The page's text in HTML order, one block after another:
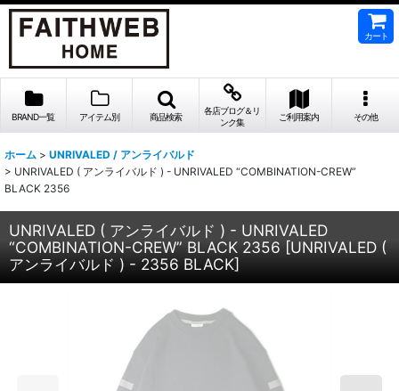
カート
BRAND一覧 アイテム別 商品検索
各店ブログ＆リ
ンク集
ご利用案内 その他
ホーム > UNRIVALED / アンライバルド
> UNRIVALED ( アンライバルド ) - UNRIVALED “COMBINATION-CREW”
BLACK 2356
UNRIVALED ( アンライバルド ) - UNRIVALED
“COMBINATION-CREW” BLACK 2356 [UNRIVALED (
アンライバルド ) - 2356 BLACK]